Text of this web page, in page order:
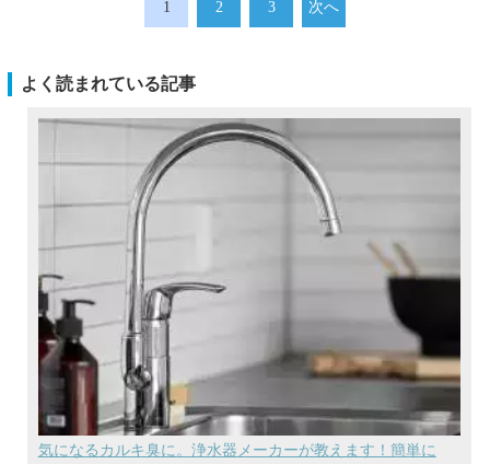
1 2 3 次へ
よく読まれている記事
気になるカルキ臭に。浄水器メーカーが教えます！簡単に